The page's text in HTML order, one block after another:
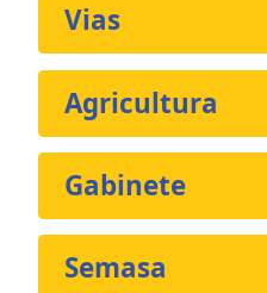
Vias
Agricultura
Gabinete
Semasa